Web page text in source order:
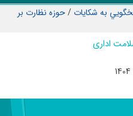
به شكايات /حوزه نظارت بر
اداری